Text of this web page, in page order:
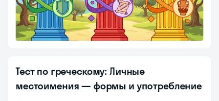
Тест по греческому: Личные
местоимения — формы и употребление